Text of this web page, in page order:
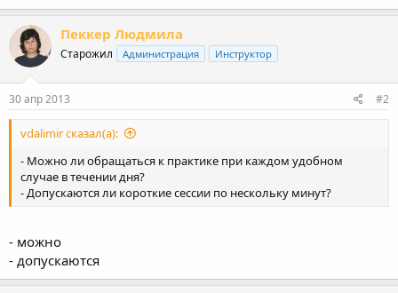
Пеккер Людмила
Старожил Администрация Инструктор
30 апр 2013 #2
vdalimir сказал(а):
- Можно ли обращаться к практике при каждом удобном
случае в течении дня?
- Допускаются ли короткие сессии по нескольку минут?
- можно
- допускаются